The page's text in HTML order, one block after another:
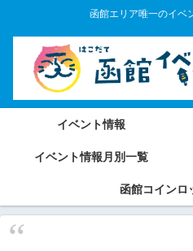
函館エリア唯一のイベ
イベント情報
イベント情報月別一覧
函館コインロ